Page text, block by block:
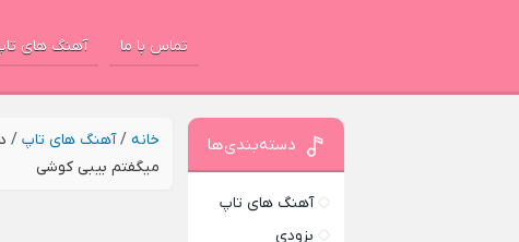
تماس با ما آهنگ های
خانه /آهنگ های تاپ /
میگفتم بیبی کوشی
دسته‌بندی‌ها
آهنگ های تاپ
بزودی